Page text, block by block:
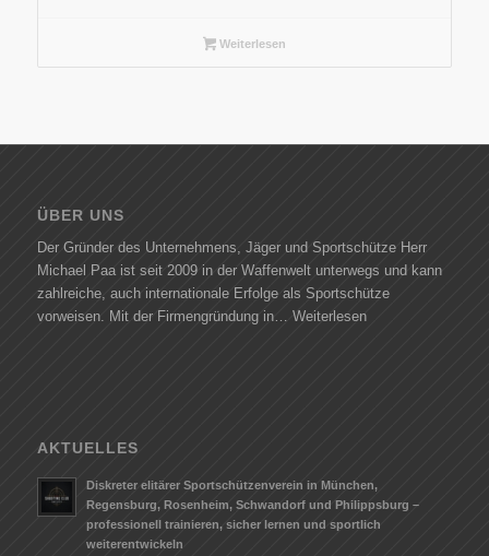
Weiterlesen
ÜBER UNS
Der Gründer des Unternehmens, Jäger und Sportschütze Herr
Michael Paa ist seit 2009 in der Waffenwelt unterwegs und kann
zahlreiche, auch internationale Erfolge als Sportschütze
vorweisen. Mit der Firmengründung in… Weiterlesen
AKTUELLES
Diskreter elitärer Sportschützenverein in München,
Regensburg, Rosenheim, Schwandorf und Philippsburg –
professionell trainieren, sicher lernen und sportlich
weiterentwickeln